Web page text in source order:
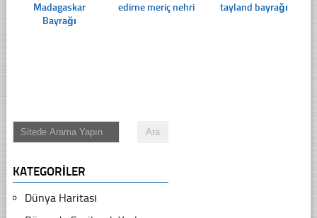
Madagaskar
Bayrağı
edirne meriç nehri tayland bayrağı
KATEGORILER
Dünya Haritası